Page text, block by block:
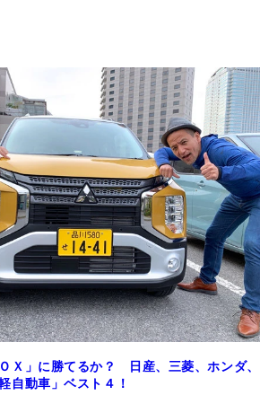
Ｘ」に勝てるか？ 日産、三菱、ホンダ、
自動車」ベスト４！